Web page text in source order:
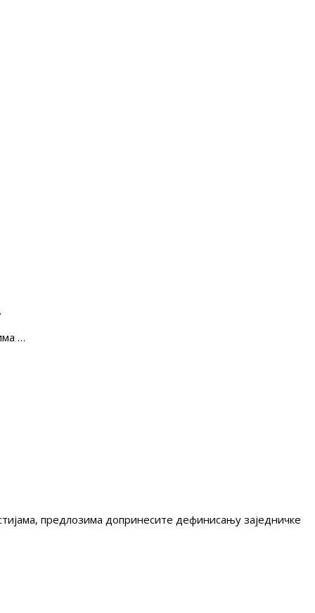
…
предлозима допринесите дефинисању заједничке